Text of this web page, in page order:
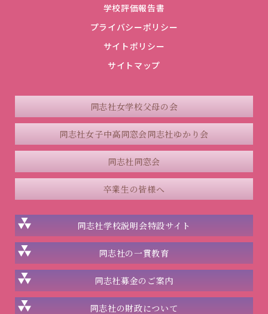
学校評価報告書
プライバシーポリシー
サイトポリシー
サイトマップ
同志社女学校父母の会
同志社女子中高同窓会同志社ゆかり会
同志社同窓会
卒業生の皆様へ
同志社学校説明会特設サイト
同志社の一貫教育
同志社募金のご案内
同志社の財政について